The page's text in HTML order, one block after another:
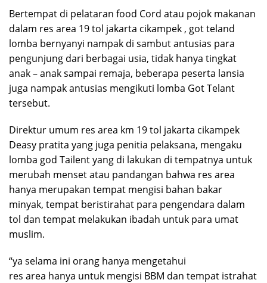
Bertempat di pelataran food Cord atau pojok makanan
dalam res area 19 tol jakarta cikampek , got teland
lomba bernyanyi nampak di sambut antusias para
pengunjung dari berbagai usia, tidak hanya tingkat
anak – anak sampai remaja, beberapa peserta lansia
juga nampak antusias mengikuti lomba Got Telant
tersebut.
Direktur umum res area km 19 tol jakarta cikampek
Deasy pratita yang juga penitia pelaksana, mengaku
lomba god Tailent yang di lakukan di tempatnya untuk
merubah menset atau pandangan bahwa res area
hanya merupakan tempat mengisi bahan bakar
minyak, tempat beristirahat para pengendara dalam
tol dan tempat melakukan ibadah untuk para umat
muslim.
“ya selama ini orang hanya mengetahui
res area hanya untuk mengisi BBM dan tempat istrahat